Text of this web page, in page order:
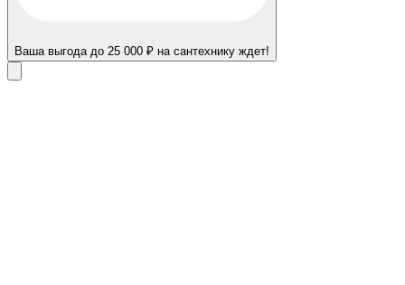
Ваша выгода до 25 000 ₽ на сантехнику ждет!